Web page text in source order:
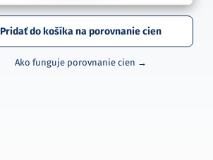
Pridať do košíka na porovnanie cien
Ako funguje porovnanie cien →